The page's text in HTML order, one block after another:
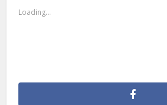
Loading...